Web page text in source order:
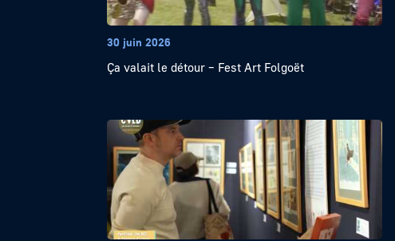
30 juin 2026
Ça valait le détour – Fest Art Folgoët